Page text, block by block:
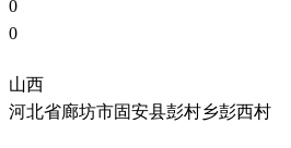
0
0
山西
河北省廊坊市固安县彭村乡彭西村